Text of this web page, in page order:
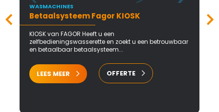
WASMACHINES
Betaalsysteem Fagor KIOSK
KIOSK van FAGOR Heeft u een
zelfbedieningswasserette en zoekt u een betrouwbaar
en betaalbaar betaalsysteem...
LEES MEER OFFERTE